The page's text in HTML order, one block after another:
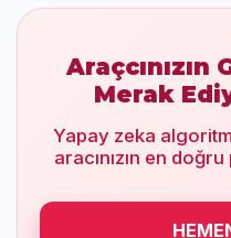
Merak
Yapay zeka
aracınızın en